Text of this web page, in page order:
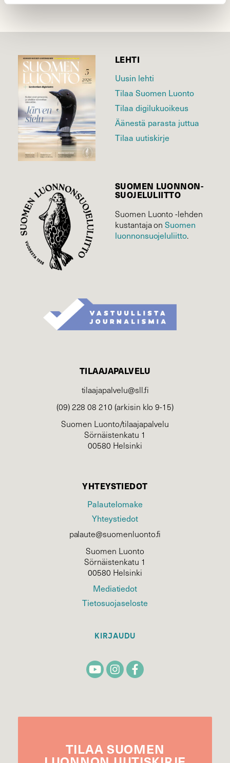
LEHTI
Uusin lehti
Tilaa Suomen Luonto
Tilaa digilukuoikeus
Äänestä parasta juttua
Tilaa uutiskirje
SUOMEN LUONNON­
SUOJELU­LIITTO
Suomen Luonto -lehden
kustantaja onSuomen
luonnonsuojelu­liitto.
TILAAJAPALVELU
tilaajapalvelu@sll.fi
(09) 228 08 210 (arkisin klo 9-15)
Suomen Luonto/tilaajapalvelu
Sörnäistenkatu 1
00580 Helsinki
YHTEYSTIEDOT
Palautelomake
Yhteystiedot
palaute@suomenluonto.fi
Suomen Luonto
Sörnäistenkatu 1
00580 Helsinki
Mediatiedot
Tietosuojaseloste
KIRJAUDU
TILAA SUOMEN